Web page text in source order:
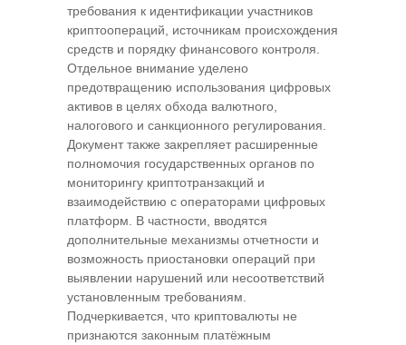
требования к идентификации участников
криптоопераций, источникам происхождения
средств и порядку финансового контроля.
Отдельное внимание уделено
предотвращению использования цифровых
активов в целях обхода валютного,
налогового и санкционного регулирования.
Документ также закрепляет расширенные
полномочия государственных органов по
мониторингу криптотранзакций и
взаимодействию с операторами цифровых
платформ. В частности, вводятся
дополнительные механизмы отчетности и
возможность приостановки операций при
выявлении нарушений или несоответствий
установленным требованиям.
Подчеркивается, что криптовалюты не
признаются законным платёжным